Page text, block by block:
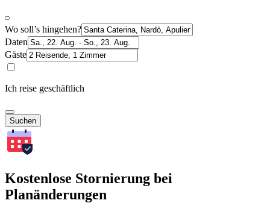
Wo soll’s hingehen?
Daten
Gäste
Ich reise geschäftlich
Suchen
Kostenlose Stornierung bei
Planänderungen